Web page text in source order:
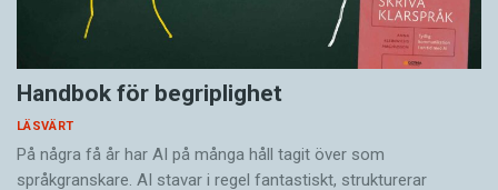
Handbok för begriplighet
LÄSVÄRT
På några få år har AI på många håll tagit över som
språkgranskare. AI stavar i regel fantastiskt, strukturerar